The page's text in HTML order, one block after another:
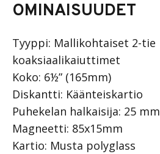
OMINAISUUDET
Tyyppi: Mallikohtaiset 2-tie
koaksiaalikaiuttimet
Koko: 6½” (165mm)
Diskantti: Käänteiskartio
Puhekelan halkaisija: 25 mm
Magneetti: 85x15mm
Kartio: Musta polyglass